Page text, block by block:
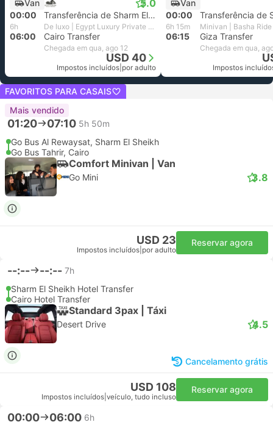
Van
5.0
00:00 Transferência de Sharm El Sheikh
6h De luxo | Egypt Luxury Private Transfer
06:00 Cairo Transfer
Chegada em qua, ago 12
USD 40
Impostos incluídos por adulto
Van
00:00
6h 15m Minivan | Basha Ride
06:15 Giza Transfer
Chegada em qua,
Impostos
FAVORITOS PARA CASAIS
Mais vendido
01:20 07:10 5h 50m
Go Bus Al Rewaysat, Sharm El Sheikh
Go Bus Tahrir, Cairo
Comfort Minivan | Van
Go Mini 3.8
USD 23
Impostos incluídos por adulto
Reservar agora
--:-- --:-- 7h
Sharm El Sheikh Hotel Transfer
Cairo Hotel Transfer
Standard 3pax | Táxi
Desert Drive 4.5
Cancelamento grátis
USD 108
Impostos incluídos veículo, tudo incluso
Reservar agora
00:00 06:00 6h